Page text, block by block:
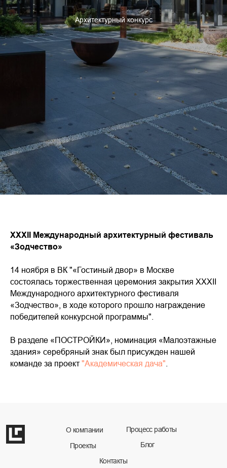
Архитектурный конкурс
XXXII Международный архитектурный фестиваль
«Зодчество»
14 ноября в ВК "«Гостиный двор» в Москве
состоялась торжественная церемония закрытия XXXII
Международного архитектурного фестиваля
«Зодчество», в ходе которого прошло награждение
победителей конкурсной программы".
В разделе «ПОСТРОЙКИ», номинация «Малоэтажные
здания» серебряный знак был присужден нашей
команде за проект "Академическая дача"
+7(495)225-22-54
Москва, Комсомольский проспект
Проекты
Блог